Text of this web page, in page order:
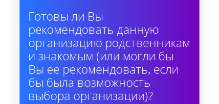
Готовы ли Вы
рекомендовать данную
организацию родственникам
и знакомым (или могли бы
Вы ее рекомендовать, если
бы была возможность
выбора организации)?